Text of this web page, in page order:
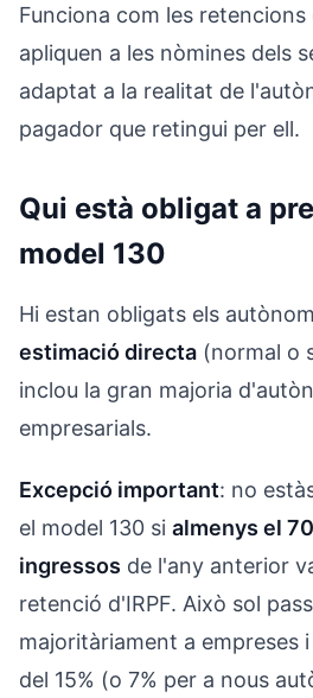
Funciona com les retencions
apliquen a les nòmines dels
adaptat a la realitat de
pagador que retingui per ell.
Qui està obligat a
model 130
Hi estan obligats els
estimació directa (normal o
inclou la gran majoria
empresarials.
Excepció important: no
el model 130 si almenys el
ingressos de l'any anterior
retenció d'IRPF. Això sol
majoritàriament a empreses
del 15% (o 7% per a nous